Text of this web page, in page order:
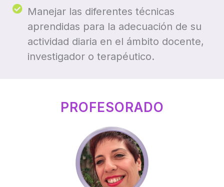
Manejar las diferentes técnicas
aprendidas para la adecuación de su
actividad diaria en el ámbito docente,
investigador o terapéutico.
PROFESORADO